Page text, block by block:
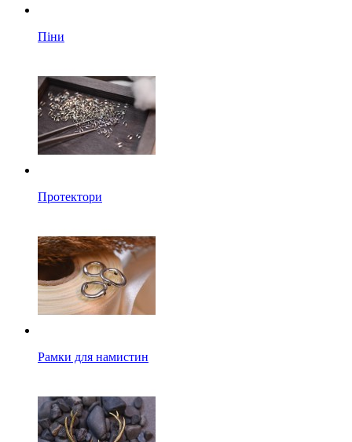
Піни
Протектори
Рамки для намистин